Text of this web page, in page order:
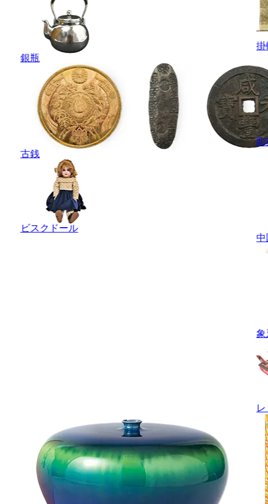
銀瓶
古銭
ビスクドール
掛
彫
中
象